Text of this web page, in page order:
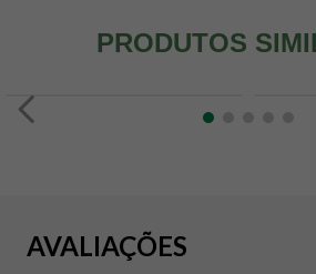
PRODUTOS
AVALIAÇÕES